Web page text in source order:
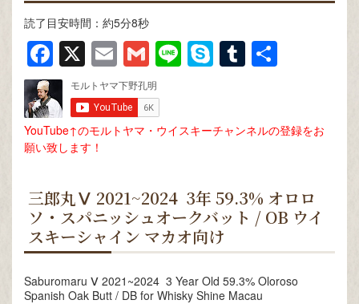
読了目安時間：約5分8秒
Facebook
X EmailGmail
LineSkypeTumblr
YouTube↑のモルトヤマ・ウイスキーチャンネルの登録をお
願い致します！
三郎丸Ⅴ 2021~2024 3年 59.3% オロロ
ソ・スパニッシュオークバット / OB ウイ
スキーシャイン マカオ向け
Saburomaru Ⅴ 2021~2024 3 Year Old 59.3% Oloroso
Spanish Oak Butt / DB for Whisky Shine Macau